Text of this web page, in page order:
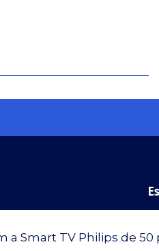
a Smart TV Philips de